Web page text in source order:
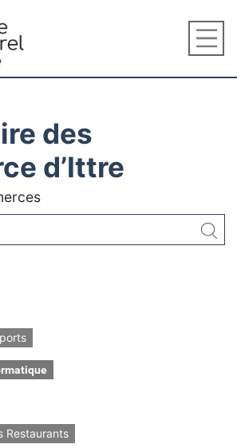
des
d’Ittre
Restaurants